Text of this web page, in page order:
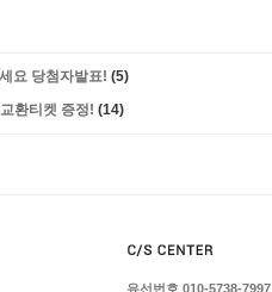
요 당첨자발표! (5)
환티켓 증정! (14)
유선번호 010-5738-7997